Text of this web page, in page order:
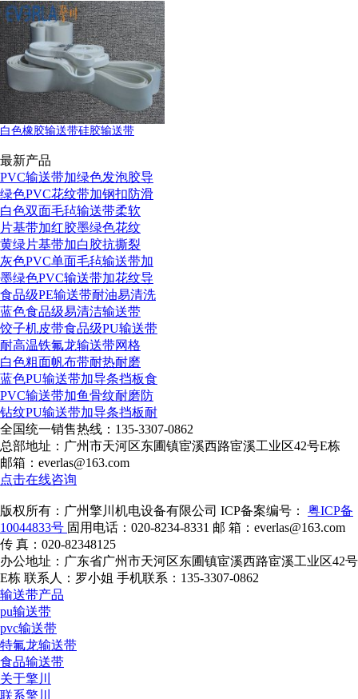
白色橡胶输送带硅胶输送带
最新产品
PVC输送带加绿色发泡胶导
绿色PVC花纹带加钢扣防滑
白色双面毛毡输送带柔软
片基带加红胶墨绿色花纹
黄绿片基带加白胶抗撕裂
灰色PVC单面毛毡输送带加
墨绿色PVC输送带加花纹导
食品级PE输送带耐油易清洗
蓝色食品级易清洁输送带
饺子机皮带食品级PU输送带
耐高温铁氟龙输送带网格
白色粗面帆布带耐热耐磨
蓝色PU输送带加导条挡板食
PVC输送带加鱼骨纹耐磨防
钻纹PU输送带加导条挡板耐
全国统一销售热线： 135-3307-0862
总部地址：广州市天河区东圃镇宦溪西路宦溪工业区42号E栋
邮箱：everlas@163.com
点击在线咨询
版权所有：广州擎川机电设备有限公司 ICP备案编号： 粤ICP备
10044833号 固用电话：020-8234-8331 邮 箱：everlas@163.com
传 真：020-82348125
办公地址：广东省广州市天河区东圃镇宦溪西路宦溪工业区42号
E栋 联系人：罗小姐 手机联系：135-3307-0862
输送带产品
pu输送带
pvc输送带
特氟龙输送带
食品输送带
关于擎川
联系擎川